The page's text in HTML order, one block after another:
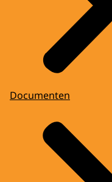
Documenten